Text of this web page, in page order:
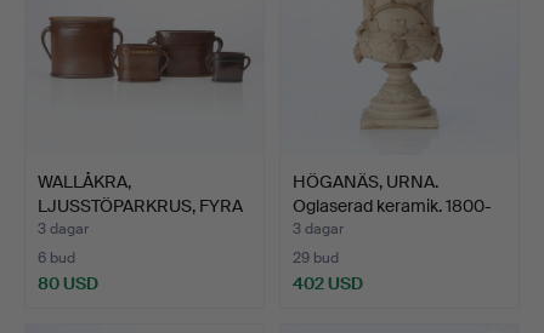
WALLÅKRA,
LJUSSTÖPARKRUS, FYRA
ST. Saltgla…
3 dagar
6 bud
80 USD
HÖGANÄS, URNA.
Oglaserad keramik. 1800-
tal.
3 dagar
29 bud
402 USD